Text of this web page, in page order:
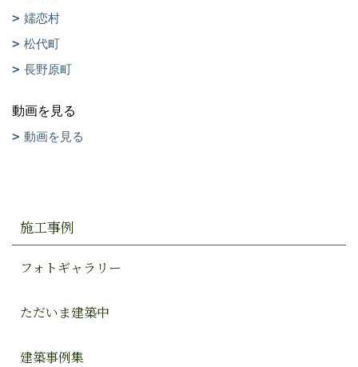
嬬恋村
松代町
長野原町
動画を見る
動画を見る
施工事例
フォトギャラリー
ただいま建築中
建築事例集